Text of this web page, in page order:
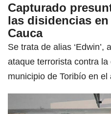
Capturado
las disidencias
Cauca
Se trata de alias ‘Edwin’,
ataque terrorista contra
municipio de Toribío en el